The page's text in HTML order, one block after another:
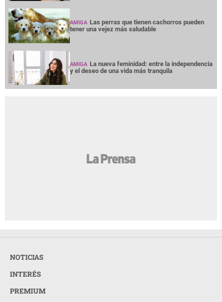
AMIGA Las perras que tienen cachorros pueden
tener una vejez más saludable
AMIGA La nueva feminidad: entre la independencia
y el deseo de una vida más tranquila
NOTICIAS
INTERÉS
PREMIUM